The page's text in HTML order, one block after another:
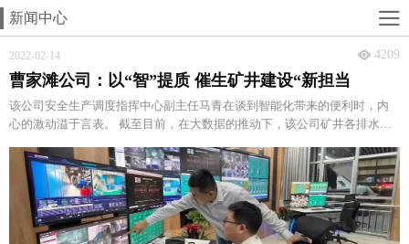
新闻中心
2022-02-14 4209
曹家滩公司：以“智”提质 催生矿井建设“新担当
该公司安全生产调度指挥中心副主任马青在谈到智能化带来的便利时，内
心的激动溢于言表。 截至目前，在大数据的推动下，该公司矿井各排水点